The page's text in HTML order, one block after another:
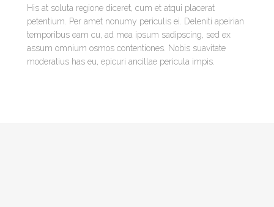
His at soluta regione diceret, cum et atqui placerat
petentium. Per amet nonumy periculis ei. Deleniti apeirian
temporibus eam cu, ad mea ipsum sadipscing, sed ex
assum omnium osmos contentiones. Nobis suavitate
moderatius has eu, epicuri ancillae pericula impis.